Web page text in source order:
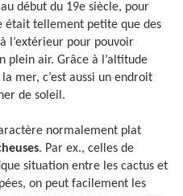
début du 19e siècle, pour
était tellement petite que des
l’extérieur pour pouvoir
plein air. Grâce à l’altitude
mer, c’est aussi un endroit
de soleil.
normalement plat
. Par ex., celles de
situation entre les cactus et
on peut facilement les